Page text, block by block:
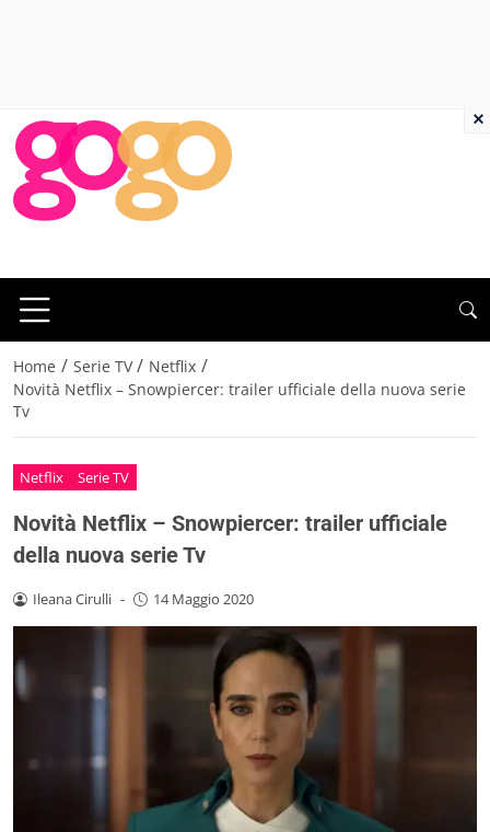
Home / Serie TV / Netflix /
Novità Netflix – Snowpiercer: trailer ufficiale della nuova serie
Tv
Netflix Serie TV
Novità Netflix – Snowpiercer: trailer ufficiale
della nuova serie Tv
Ileana Cirulli - 14 Maggio 2020
×